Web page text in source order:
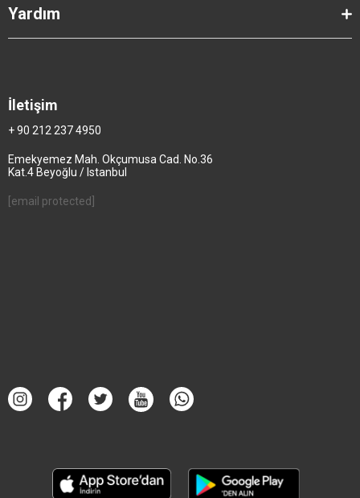
Yardım
İletişim
+ 90 212 237 4950
Emekyemez Mah. Okçumusa Cad. No.36
Kat.4 Beyoğlu / Istanbul
[email protected]